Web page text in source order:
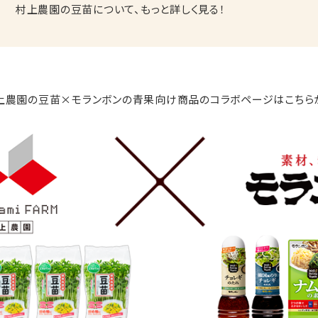
村上農園の豆苗について、もっと詳しく見る！
農園の豆苗×モランボンの青果向け商品のコラボページはこちら